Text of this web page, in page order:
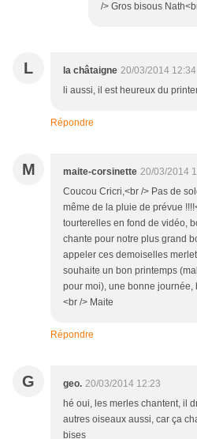
/> Gros bisous
L la châtaigne 20/03/2014 12:34
li aussi, il est heureux du
Répondre
M maite-corsinette 20/03/2014
Coucou Cricri,<br /> Pas de
même de la pluie de prévue
tourterelles en fond de vidéo,
chante pour notre plus grand
appeler ces demoiselles
souhaite un bon printemps
pour moi), une bonne
<br /> Maite
Répondre
G geo. 20/03/2014 12:23
hé oui, les merles chantent, il
autres oiseaux aussi, car ça
bises